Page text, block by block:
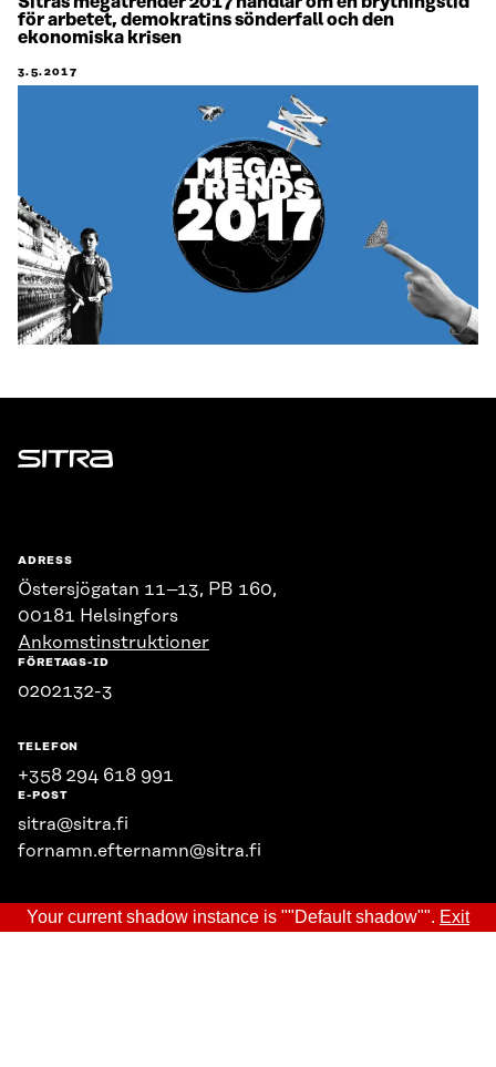
för arbetet, demokratins sönderfall och den
ekonomiska krisen
3.5.2017
Sitra
ADRESS
Östersjögatan 11–13, PB 160,
00181 Helsingfors
Ankomstinstruktioner
FÖRETAGS-ID
0202132-3
TELEFON
+358 294 618 991
E-POST
sitra@sitra.fi
fornamn.efternamn@sitra.fi
Your current shadow instance is ""Default shadow"". Exit